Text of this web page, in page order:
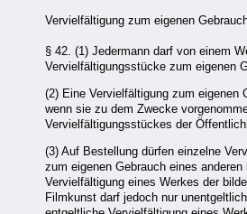
Vervielfältigung zum eigenen
§ 42. (1) Jedermann darf von einem
Vervielfältigungsstücke zum eigenen
(2) Eine Vervielfältigung zum eigenen
wenn sie zu dem Zwecke
Vervielfältigungsstückes der
(3) Auf Bestellung dürfen einzelne
zum eigenen Gebrauch eines
Vervielfältigung eines Werkes der
Filmkunst darf jedoch nur